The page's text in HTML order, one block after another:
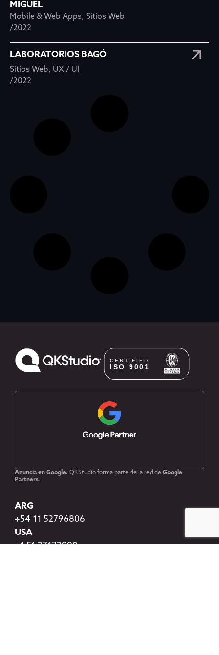
MIGUEL
Mobile & Web Apps, Sitios Web
/2022
LABORATORIOS BAGÓ
Sitios Web, UX / UI
/2022
Anuncia en Google. QKStudio forma parte de la red de Google
Partners.
ARG
+54 11 52796806
USA
+1 51 27173990